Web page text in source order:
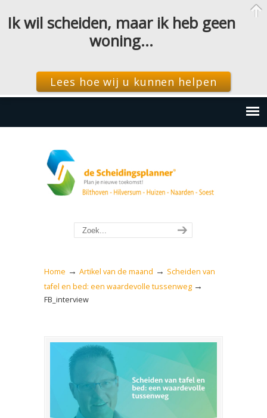
Home → Artikel van de maand → Scheiden van
tafel en bed: een waardevolle tussenweg →
FB_interview
Ik wil scheiden, maar ik heb geen
woning…
Lees hoe wij u kunnen helpen